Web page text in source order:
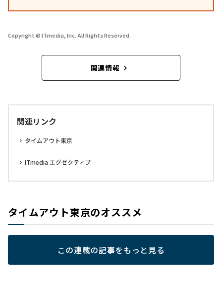
Copyright © ITmedia, Inc. All Rights Reserved.
関連情報
関連リンク
タイムアウト東京
ITmedia エグゼクティブ
タイムアウト東京のオススメ
この連載の記事をもっと見る